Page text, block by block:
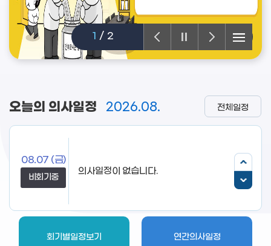
2 /2
오늘의 의사일정 2026.08.
08.07 (금)
비회기중
의사일정이 없습니다.
회기별일정보기 연간의사일정
전체일정